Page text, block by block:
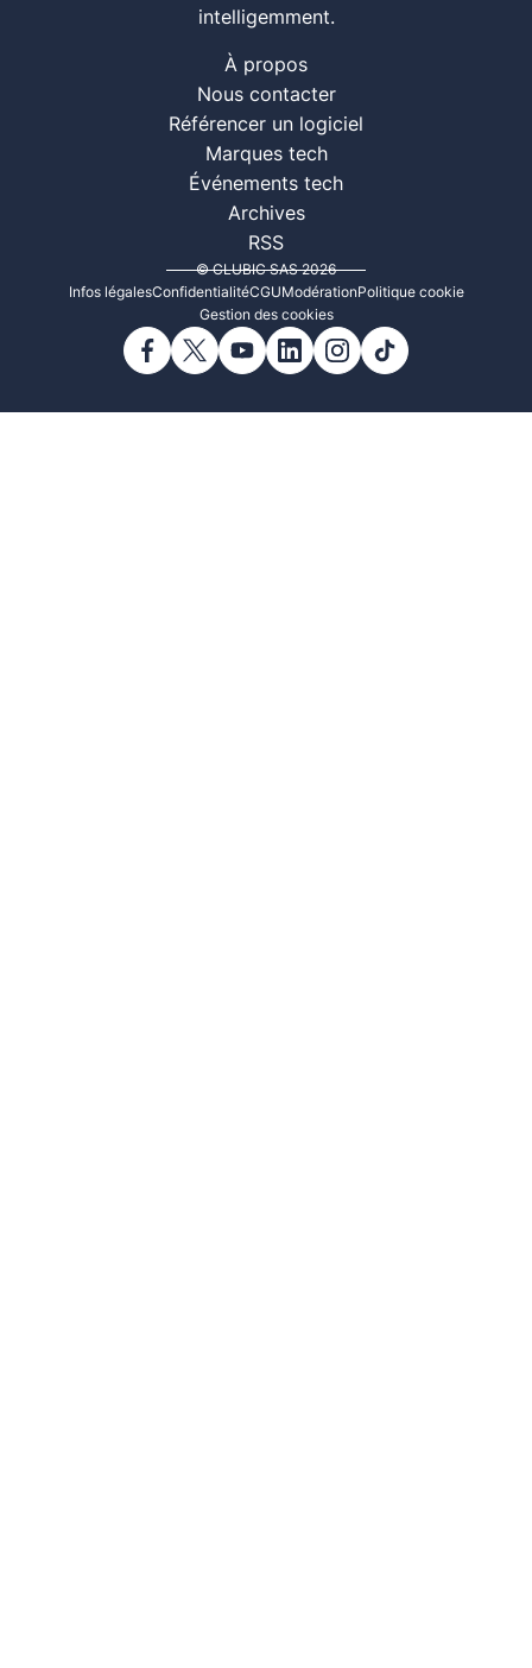
intelligemment.
À propos
Nous contacter
Référencer un logiciel
Marques tech
Événements tech
Archives
RSS
© CLUBIC SAS 2026
Infos légalesConfidentialitéCGUModérationPolitique cookie
Gestion des cookies